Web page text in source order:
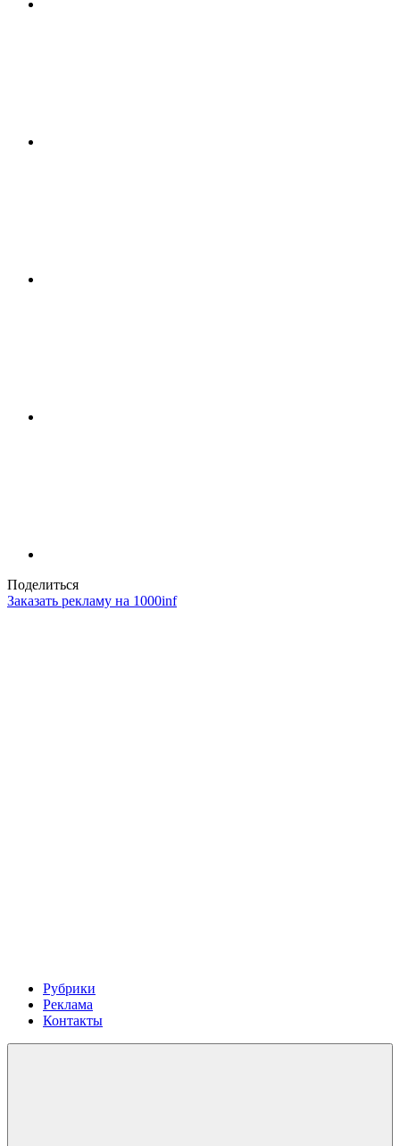
Поделиться
Заказать рекламу на 1000inf
Рубрики
Реклама
Контакты